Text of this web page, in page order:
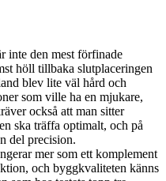
inte den mest förfinade
höll tillbaka slutplaceringen
blev lite väl hård och
som ville ha en mjukare,
också att man sitter
ska träffa optimalt, och på
del precision.
mer som ett komplement
och byggkvaliteten känns